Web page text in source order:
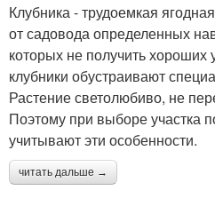
Клубника - трудоемкая
от садовода определенных
которых не получить хороших
клубники обустраивают
Растение светолюбиво, не
Поэтому при выборе участка
учитывают эти особенности.
читать дальше →